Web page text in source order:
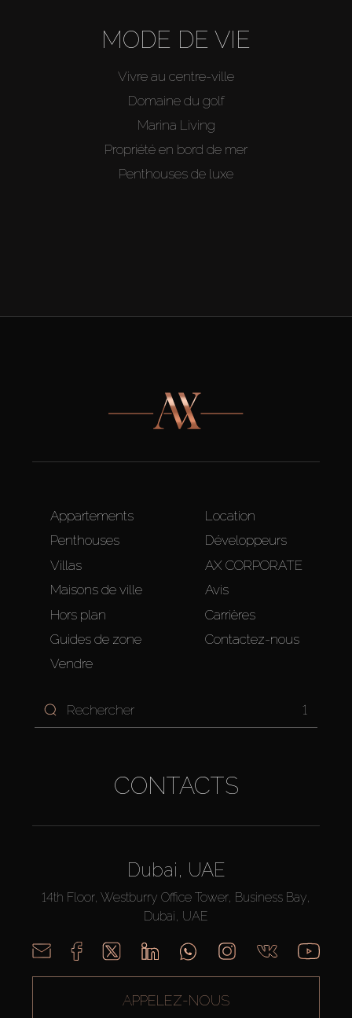
MODE DE VIE
Vivre au centre-ville
Domaine du golf
Marina Living
Propriété en bord de mer
Penthouses de luxe
Appartements
Penthouses
Villas
Maisons de ville
Hors plan
Guides de zone
Vendre
Location
Développeurs
AX CORPORATE
Avis
Carrières
Contactez-nous
1
CONTACTS
Dubai, UAE
14th Floor, Westburry Office Tower, Business Bay,
Dubai, UAE
APPELEZ-NOUS